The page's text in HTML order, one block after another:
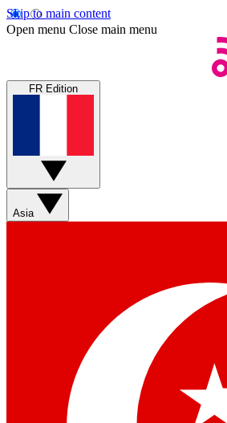
Skip to main content
Open menu Close main menu
FR Edition
Asia